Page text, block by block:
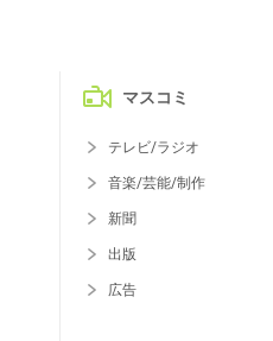
マスコミ
テレビ/ラジオ
音楽/芸能/制作
新聞
出版
広告